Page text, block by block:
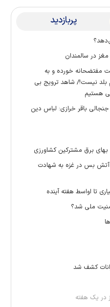
پربازدید
خورده و به
بلد نیست!/ شاهد ترویج بی
هستیم
باقر خرازی: لباس دین
بهای برق مشترکین کشاورزی
۳۰۰ کودک طی ۳۰۰ روز آتش بس در غزه به شهادت
تا اواسط هفته آینده
ملی شد؟
کشف شد